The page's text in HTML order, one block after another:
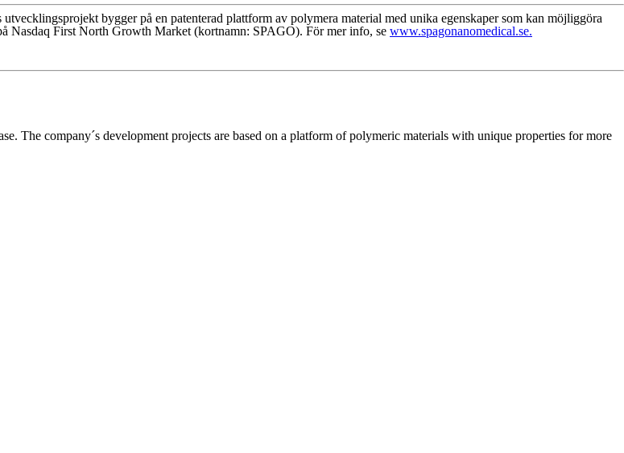
bygger på en patenterad plattform av polymera material med unika egenskaper som kan möjliggöra
Nasdaq First North Growth Market (kortnamn: SPAGO). För mer info, se www.spagonanomedical.se.
The company´s development projects are based on a platform of polymeric materials with unique properties for more